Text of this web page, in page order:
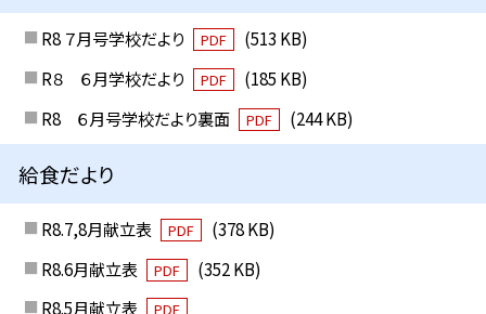
R8 ７月号学校だより PDF
(513 KB)
R８ ６月学校だより
PDF
(185 KB)
R8 ６月号学校だより裏面
PDF (244 KB)
給食だより
R8.7,8月献立表 PDF
(378 KB)
R8.6月献立表
PDF
(352 KB)
R8.5月献立表
PDF